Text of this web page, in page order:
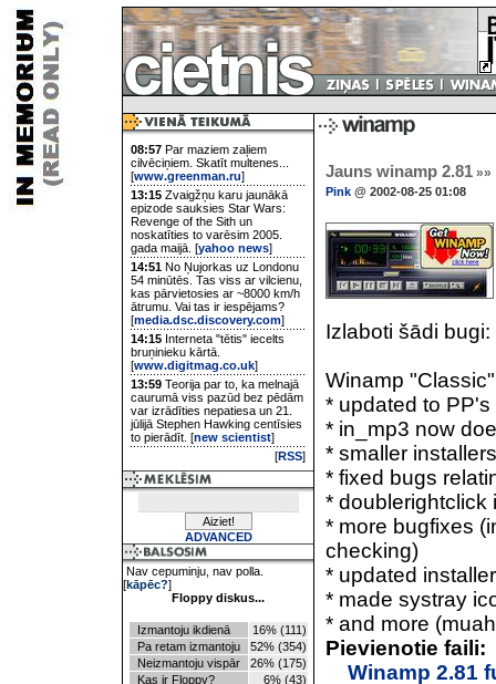
08:57 Par maziem zaļiem
cilvēciņiem. Skatīt multenes...
[www.greenman.ru]
13:15 Zvaigžņu karu jaunākā
epizode sauksies Star Wars:
Revenge of the Sith un
noskatīties to varēsim 2005.
gada maijā. [yahoo news]
14:51 No Ņujorkas uz Londonu
54 minūtēs. Tas viss ar vilcienu,
kas pārvietosies ar ~8000 km/h
ātrumu. Vai tas ir iespējams?
[media.dsc.discovery.com]
14:15 Interneta "tētis" iecelts
bruņinieku kārtā.
[www.digitmag.co.uk]
13:59 Teorija par to, ka melnajā
caurumā viss pazūd bez pēdām
var izrādīties nepatiesa un 21.
jūlijā Stephen Hawking centīsies
to pierādīt. [new scientist]
[RSS]
ADVANCED
Nav cepuminju, nav polla.
[kāpēc?]
Floppy diskus...
Izmantoju ikdienā
16% (111)
Pa retam izmantoju
52% (354)
Neizmantoju vispār
26% (175)
Kas ir Floppy?
6% (43)
Jauns winamp 2.81 »»
Pink @ 2002-08-25 01:08
Izlaboti šādi bugi:
Winamp
* updated to
* in_mp3 now
* smaller
* fixed bugs
* doublerightclick
* more bugfixes
checking)
* updated
* made systray
* and more
Pievienotie faili:
Winamp 2.81